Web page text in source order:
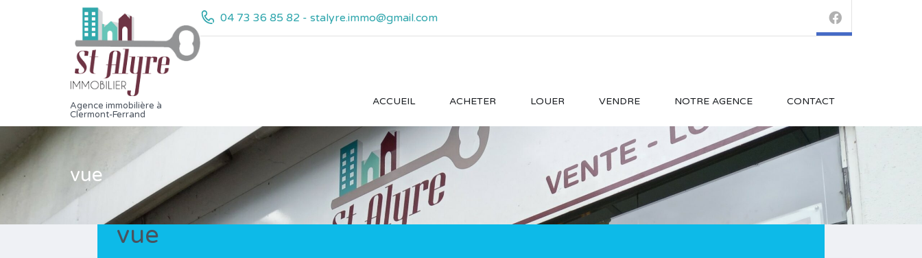
Agence immobilière à
Clermont-Ferrand
04 73 36 85 82 - stalyre.immo@gmail.com
ACCUEIL ACHETER LOUER VENDRE NOTRE AGENCE CONTACT
vue
vue